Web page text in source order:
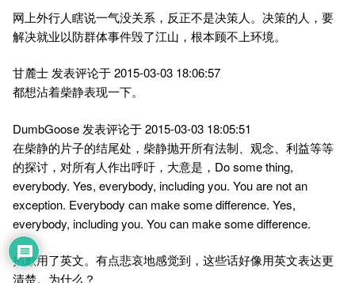
网上外行人瞎说一气没关系，反正不是决策人。决策的人，要
解决就业以防群体事件毁了江山，根本顾不上环境。
甘麓士 发表评论于 2015-03-03 18:06:57
都想沾着柴静表现一下。
DumbGoose 发表评论于 2015-03-03 18:05:51
在柴静的片子的结尾处，柴静抛开所有法制、观念、利益等等
的探讨，对所有人作出呼吁，大意是，Do some thing,
everybody. Yes, everybody, including you. You are not an
exception. Everybody can make some difference. Yes,
everybody, including you. You can make some difference.
抱歉用了英文。有点悲哀地感觉到，这些话好像用英文表达更
清楚。为什么？